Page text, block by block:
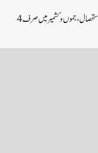
جموں و کشمیر میں عصمت دری اور بچوں کا جنسی استحصال،جموں و کشمیر میں صرف 4